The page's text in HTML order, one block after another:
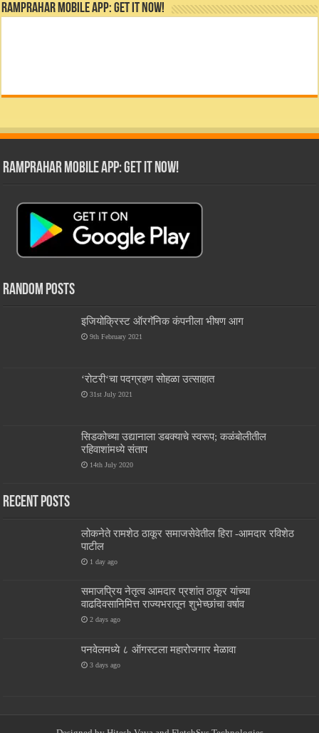
RamPrahar Mobile App: Get it Now!
RamPrahar Mobile App: Get it Now!
Random Posts
इजियोक्रिस्ट ऑरगॅनिक कंपनीला भीषण आग
9th February 2021
‘रोटरी‘चा पदग्रहण सोहळा उत्साहात
31st July 2021
सिडकोच्या उद्यानाला डबक्याचे स्वरूप; कळंबोलीतील
रहिवाशांमध्ये संताप
14th July 2020
Recent Posts
लोकनेते रामशेठ ठाकूर समाजसेवेतील हिरा -आमदार रविशेठ
पाटील
1 day ago
समाजप्रिय नेतृत्व आमदार प्रशांत ठाकूर यांच्या
वाढदिवसानिमित्त राज्यभरातून शुभेच्छांचा वर्षाव
2 days ago
पनवेलमध्ये ८ ऑगस्टला महारोजगार मेळावा
3 days ago